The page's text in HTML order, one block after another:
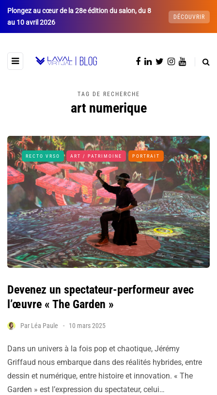
Plongez au cœur de la 28e édition du salon, du 8
au 10 avril 2026
DÉCOUVRIR
TAG DE RECHERCHE
art numerique
RECTO VRSO ART / PATRIMOINE PORTRAIT
Devenez un spectateur-performeur avec
l’œuvre « The Garden »
Par Léa Paule 10 mars 2025
Dans un univers à la fois pop et chaotique, Jérémy
Griffaud nous embarque dans des réalités hybrides, entre
dessin et numérique, entre histoire et innovation. « The
Garden » est l’expression du spectateur, celui…